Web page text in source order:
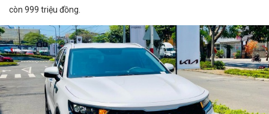
còn 999 triệu đồng.